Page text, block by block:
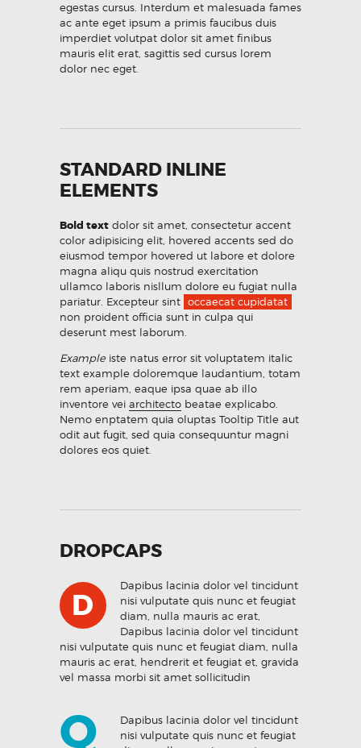
egestas cursus. Interdum et malesuada fames
ac ante eget ipsum a primis faucibus duis
imperdiet volutpat dolor sit amet finibus
mauris elit erat, sagittis sed cursus lorem
dolor nec eget.
STANDARD INLINE
ELEMENTS
Bold text dolor sit amet, consectetur accent
color adipisicing elit, hovered accents sed do
eiusmod tempor hovered ut labore et dolore
magna aliqu quis nostrud exercitation
ullamco laboris nisllum dolore eu fugiat nulla
pariatur. Excepteur sint occaecat cupidatat
non proident officia sunt in culpa qui
deserunt mest laborum.
Example iste natus error sit voluptatem italic
text example doloremque laudantium, totam
rem aperiam, eaque ipsa quae ab illo
inventore vei architecto beatae explicabo.
Nemo enptatem quia oluptas Tooltip Title aut
odit aut fugit, sed quia consequuntur magni
dolores eos quiet.
DROPCAPS
D
Dapibus lacinia dolor vel tincidunt
nisi vulputate quis nunc et feugiat
diam, nulla mauris ac erat,
Dapibus lacinia dolor vel tincidunt
nisi vulputate quis nunc et feugiat diam, nulla
mauris ac erat, hendrerit et feugiat et, gravida
vel massa morbi sit amet sollicitudin
Q
Dapibus lacinia dolor vel tincidunt
nisi vulputate quis nunc et feugiat